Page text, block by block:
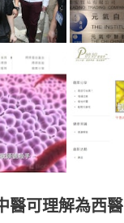
醫可理解為西醫